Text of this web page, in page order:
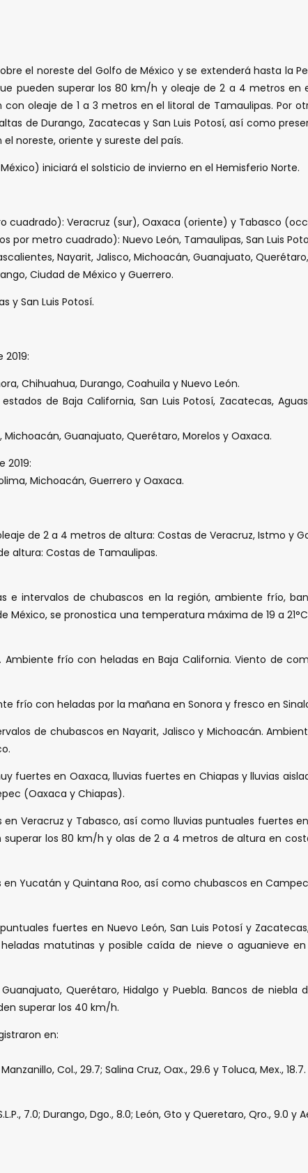
el noreste del Golfo de México y se extenderá hasta la
pueden superar los 80 km/h y oleaje de 2 a 4 metros
oleaje de 1 a 3 metros en el litoral de Tamaulipas. Por
de Durango, Zacatecas y San Luis Potosí, así como
noreste, oriente y sureste del país.
iniciará el solsticio de invierno en el Hemisferio Norte.
cuadrado): Veracruz (sur), Oaxaca (oriente) y Tabasco
metro cuadrado): Nuevo León, Tamaulipas, San Luis
Nayarit, Jalisco, Michoacán, Guanajuato,
Ciudad de México y Guerrero.
y San Luis Potosí.
Chihuahua, Durango, Coahuila y Nuevo León.
de Baja California, San Luis Potosí, Zacatecas,
Guanajuato, Querétaro, Morelos y Oaxaca.
2019:
Michoacán, Guerrero y Oaxaca.
de 2 a 4 metros de altura: Costas de Veracruz, Istmo y
altura: Costas de Tamaulipas.
e intervalos de chubascos en la región, ambiente frío,
México, se pronostica una temperatura máxima de 19 a
frío con heladas en Baja California. Viento de
frío con heladas por la mañana en Sonora y fresco en
de chubascos en Nayarit, Jalisco y Michoacán.
en Oaxaca, lluvias fuertes en Chiapas y lluvias
(Oaxaca y Chiapas).
Veracruz y Tabasco, así como lluvias puntuales fuertes
los 80 km/h y olas de 2 a 4 metros de altura en
Yucatán y Quintana Roo, así como chubascos en
fuertes en Nuevo León, San Luis Potosí y
matutinas y posible caída de nieve o aguanieve
Querétaro, Hidalgo y Puebla. Bancos de
superar los 40 km/h.
en:
Col., 29.7; Salina Cruz, Oax., 29.6 y Toluca, Mex., 18.7.
7.0; Durango, Dgo., 8.0; León, Gto y Queretaro, Qro., 9.0 y